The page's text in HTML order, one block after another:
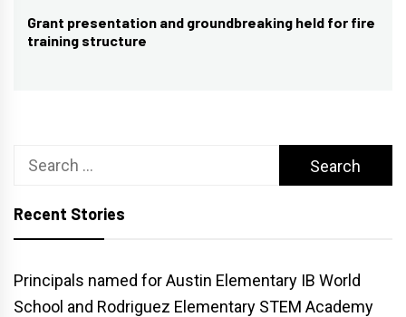
Next
post:
Grant presentation and groundbreaking held for fire
training structure
Search
Recent Stories
Principals named for Austin Elementary IB World
School and Rodriguez Elementary STEM Academy